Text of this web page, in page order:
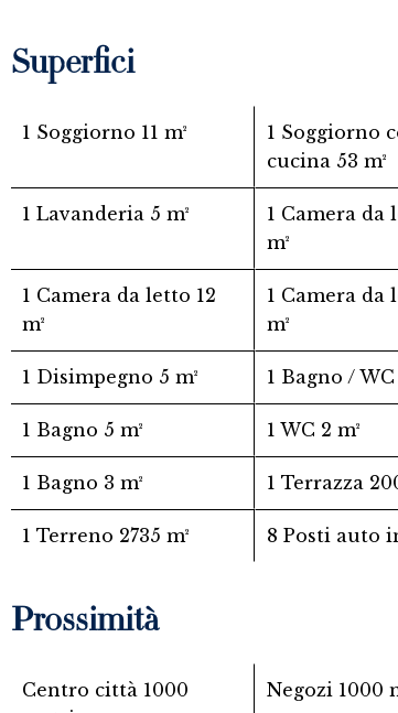
Superfici
1 Soggiorno 11 m²
1 Soggiorno
cucina 53 m²
1 Lavanderia 5 m² 1 Camera da
m²
1 Camera da letto 12
m²
1 Camera da
m²
1 Disimpegno 5 m² 1 Bagno / WC
1 Bagno 5 m² 1 WC 2 m²
1 Bagno 3 m² 1 Terrazza
1 Terreno 2735 m² 8 Posti auto
Prossimità
Centro città 1000
Negozi 1000